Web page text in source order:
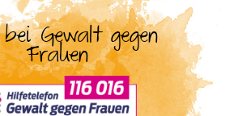
Gewalt gegen
Frauen